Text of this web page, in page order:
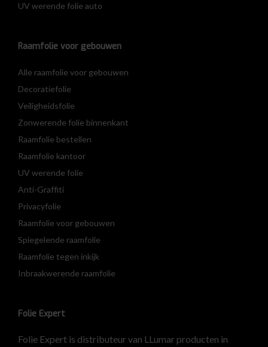
UV werende folie auto
Raamfolie voor gebouwen
Alle raamfolie voor gebouwen
Decoratiefolie
Veiligheidsfolie
Zonwerende folie binnenkant
Raamfolie bestellen
Raamfolie kantoor
UV werende folie
Anti-Graffiti
Privacyfolie
Raamfolie voor gebouwen
Spiegelende raamfolie
Raamfolie tegen inkijk
Inbraakwerende raamfolie
Folie Expert
Folie Expert is distributeur van LLumar producten in